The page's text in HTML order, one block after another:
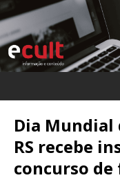
Dia Mundial
RS recebe
concurso